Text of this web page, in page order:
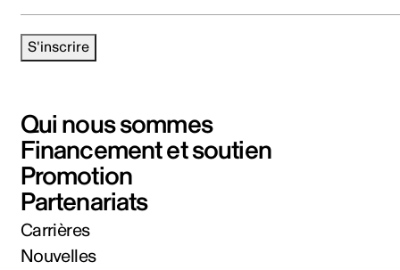
S'inscrire
Qui nous sommes
Financement et soutien
Promotion
Partenariats
Carrières
Nouvelles